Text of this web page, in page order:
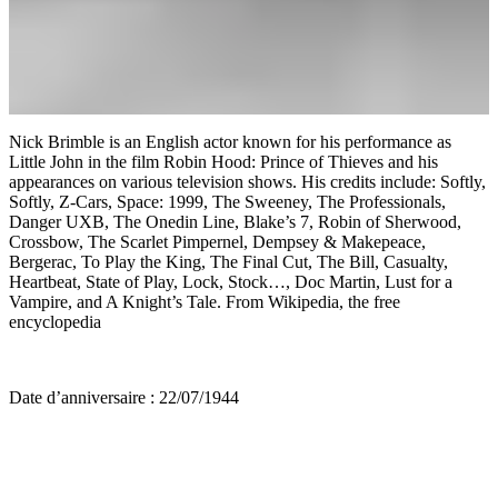
Nick Brimble is an English actor known for his performance as
Little John in the film Robin Hood: Prince of Thieves and his
appearances on various television shows. His credits include: Softly,
Softly, Z-Cars, Space: 1999, The Sweeney, The Professionals,
Danger UXB, The Onedin Line, Blake’s 7, Robin of Sherwood,
Crossbow, The Scarlet Pimpernel, Dempsey & Makepeace,
Bergerac, To Play the King, The Final Cut, The Bill, Casualty,
Heartbeat, State of Play, Lock, Stock…, Doc Martin, Lust for a
Vampire, and A Knight’s Tale. From Wikipedia, the free
encyclopedia
Date d’anniversaire : 22/07/1944